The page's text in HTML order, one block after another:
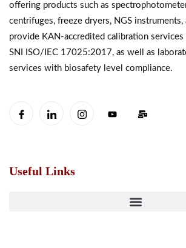
offering products such as
centrifuges, freeze dryers, NGS
provide KAN-accredited calibration
SNI ISO/IEC 17025:2017, as well as
services with biosafety level compliance.
Useful Links